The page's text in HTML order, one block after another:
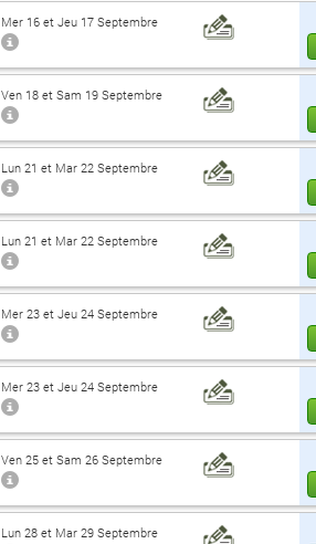
Mer 16 et Jeu 17 Septembre
Ven 18 et Sam 19 Septembre
Lun 21 et Mar 22 Septembre
Lun 21 et Mar 22 Septembre
Mer 23 et Jeu 24 Septembre
Mer 23 et Jeu 24 Septembre
Ven 25 et Sam 26 Septembre
Lun 28 et Mar 29 Septembre